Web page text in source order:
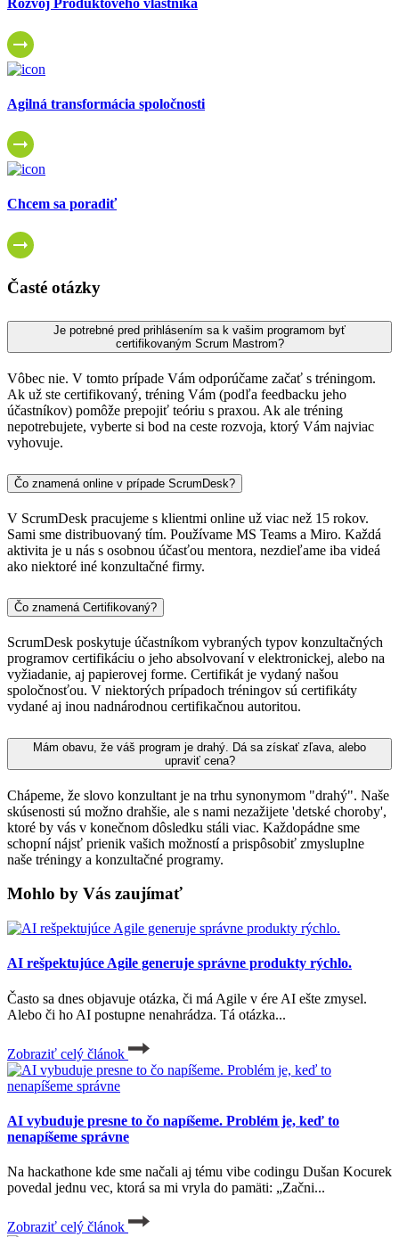
Rozvoj Produktového vlastníka
Agilná transformácia spoločnosti
Chcem sa poradiť
Časté otázky
Je potrebné pred prihlásením sa k vašim programom byť
certifikovaným Scrum Mastrom?
Vôbec nie. V tomto prípade Vám odporúčame začať s tréningom.
Ak už ste certifikovaný, tréning Vám (podľa feedbacku jeho
účastníkov) pomôže prepojiť teóriu s praxou. Ak ale tréning
nepotrebujete, vyberte si bod na ceste rozvoja, ktorý Vám najviac
vyhovuje.
Čo znamená online v prípade ScrumDesk?
V ScrumDesk pracujeme s klientmi online už viac než 15 rokov.
Sami sme distribuovaný tím. Používame MS Teams a Miro. Každá
aktivita je u nás s osobnou účasťou mentora, nezdieľame iba videá
ako niektoré iné konzultačné firmy.
Čo znamená Certifikovaný?
ScrumDesk poskytuje účastníkom vybraných typov konzultačných
programov certifikáciu o jeho absolvovaní v elektronickej, alebo na
vyžiadanie, aj papierovej forme. Certifikát je vydaný našou
spoločnosťou. V niektorých prípadoch tréningov sú certifikáty
vydané aj inou nadnárodnou certifikačnou autoritou.
Mám obavu, že váš program je drahý. Dá sa získať zľava, alebo
upraviť cena?
Chápeme, že slovo konzultant je na trhu synonymom "drahý". Naše
skúsenosti sú možno drahšie, ale s nami nezažijete 'detské choroby',
ktoré by vás v konečnom dôsledku stáli viac. Každopádne sme
schopní nájsť prienik vašich možností a prispôsobiť zmysluplne
naše tréningy a konzultačné programy.
Mohlo by Vás zaujímať
AI rešpektujúce Agile generuje správne produkty rýchlo.
Často sa dnes objavuje otázka, či má Agile v ére AI ešte zmysel.
Alebo či ho AI postupne nenahrádza. Tá otázka...
Zobraziť celý článok
AI vybuduje presne to čo napíšeme. Problém je, keď to
nenapíšeme správne
Na hackathone kde sme načali aj tému vibe codingu Dušan Kocurek
povedal jednu vec, ktorá sa mi vryla do pamäti: „Začni...
Zobraziť celý článok